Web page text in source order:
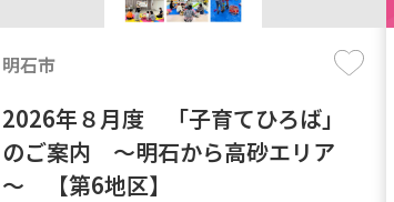
明石市
2026年８月度 「子育てひろば」
のご案内 ～明石から高砂エリア
～ 【第6地区】